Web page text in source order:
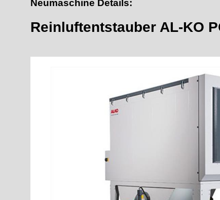
Neumaschine Details:
Reinluftentstauber AL-KO